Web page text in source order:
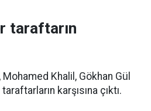
taraftarın
Khalil, Gökhan Gül
karşısına çıktı.